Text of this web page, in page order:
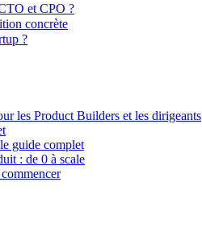
et CPO ?
concrète
?
les Product Builders et les dirigeants
guide complet
: de 0 à scale